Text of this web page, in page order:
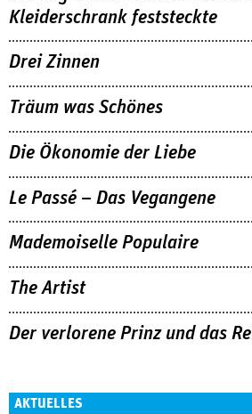
Kleiderschrank feststeckte
Drei Zinnen
Träum was Schönes
Die Ökonomie der Liebe
Le Passé – Das Vegangene
Mademoiselle Populaire
The Artist
Der verlorene Prinz und das
AKTUELLES